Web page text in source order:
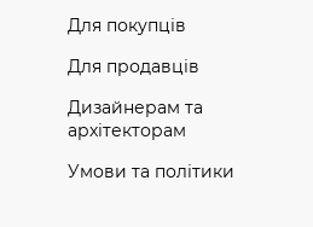
Для покупців
Для продавців
Дизайнерам та
архітекторам
Умови та політики